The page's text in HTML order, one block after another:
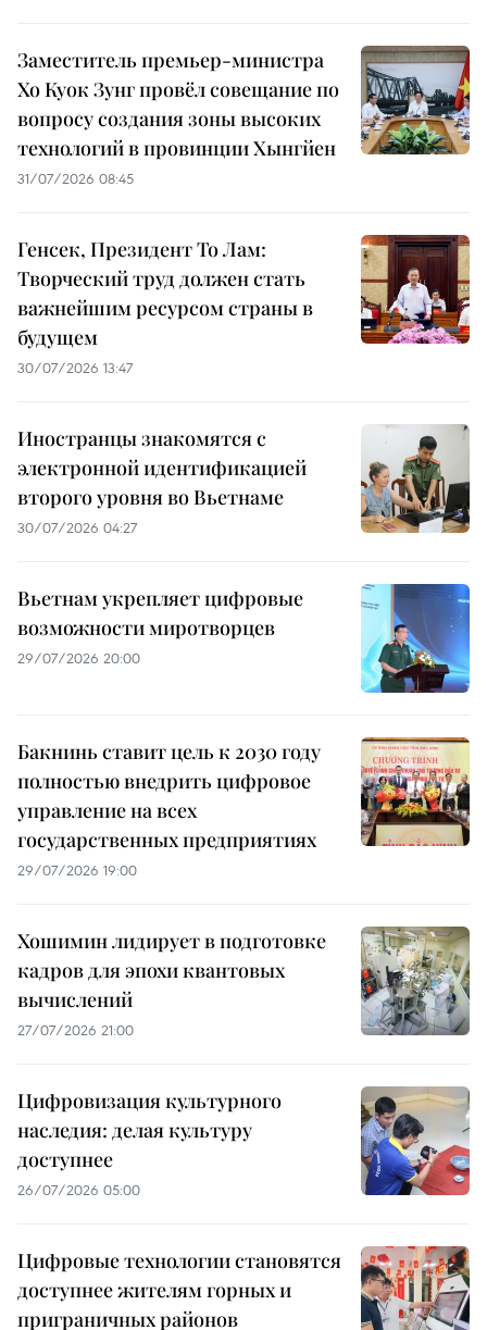
Заместитель премьер-министра
Хо Куок Зунг провёл совещание по
вопросу создания зоны высоких
технологий в провинции Хынгйен
31/07/2026 08:45
Генсек, Президент То Лам:
Творческий труд должен стать
важнейшим ресурсом страны в
будущем
30/07/2026 13:47
Иностранцы знакомятся с
электронной идентификацией
второго уровня во Вьетнаме
30/07/2026 04:27
Вьетнам укрепляет цифровые
возможности миротворцев
29/07/2026 20:00
Бакнинь ставит цель к 2030 году
полностью внедрить цифровое
управление на всех
государственных предприятиях
29/07/2026 19:00
Хошимин лидирует в подготовке
кадров для эпохи квантовых
вычислений
27/07/2026 21:00
Цифровизация культурного
наследия: делая культуру
доступнее
26/07/2026 05:00
Цифровые технологии становятся
доступнее жителям горных и
приграничных районов